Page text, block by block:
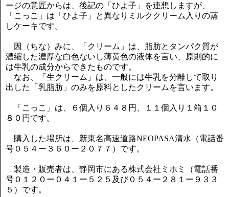
ージの意匠からは、後記の「ひよ子」を連想しますが、
「こっこ」は「ひよ子」と異なりミルククリーム入りの蒸
しケーキです。
因（ちな）みに、「クリーム」は、脂肪とタンパク質が
濃縮した濃厚な白色ないし薄黄色の液体を言い、原則的に
は牛乳の成分からできたものです。
なお、「生クリーム」は、一般には牛乳を分離して取り
出した「乳脂肪」のみを原料としたクリームを言います。
「こっこ」は、６個入り６４８円、１１個入り１箱１０
８０円です。
購入した場所は、新東名高速道路NEOPASA清水（電話番
号０５４ー３６０ー２０７７）です。
製造・販売者は、静岡市にある株式会社ミホミ（電話番
号０１２０ー０４１ー５２５及び０５４ー２８１ー９３３
５）です。